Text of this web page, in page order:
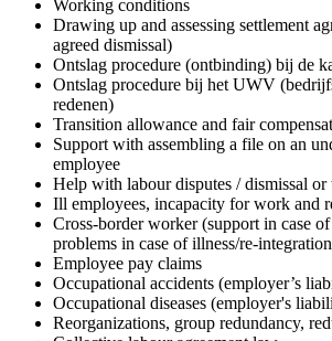
Working conditions
Drawing up and assessing settlement
agreed dismissal)
Ontslag procedure (ontbinding) bij de
Ontslag procedure bij het UWV
redenen)
Transition allowance and fair
Support with assembling a file on an
employee
Help with labour disputes / dismissal or
Ill employees, incapacity for work and
Cross-border worker (support in case
problems in case of illness/re-
Employee pay claims
Occupational accidents (employer’s
Occupational diseases (employer's
Reorganizations, group redundancy,